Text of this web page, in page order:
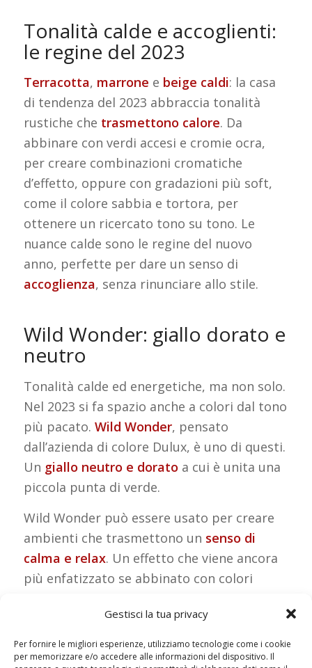
Gestisci la tua privacy
Per fornire le migliori esperienze, utilizziamo tecnologie come i cookie
per memorizzare e/o accedere alle informazioni del dispositivo. Il
Tonalità calde e accoglienti:
le regine del 2023
Terracotta, marrone e beige caldi: la casa
di tendenza del 2023 abbraccia tonalità
rustiche che trasmettono calore. Da
abbinare con verdi accesi e cromie ocra,
per creare combinazioni cromatiche
d’effetto, oppure con gradazioni più soft,
come il colore sabbia e tortora, per
ottenere un ricercato tono su tono. Le
nuance calde sono le regine del nuovo
anno, perfette per dare un senso di
accoglienza, senza rinunciare allo stile.
Wild Wonder: giallo dorato e
neutro
Tonalità calde ed energetiche, ma non solo.
Nel 2023 si fa spazio anche a colori dal tono
più pacato. Wild Wonder, pensato
dall’azienda di colore Dulux, è uno di questi.
Un giallo neutro e dorato a cui è unita una
piccola punta di verde.
Wild Wonder può essere usato per creare
ambienti che trasmettono un senso di
calma e relax. Un effetto che viene ancora
più enfatizzato se abbinato con colori
Arredamenti Campana: il tuo